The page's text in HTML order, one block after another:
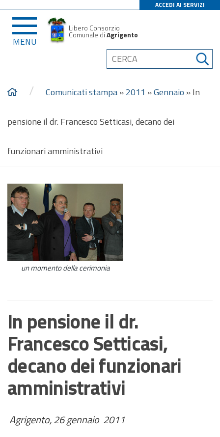
ACCEDI AI SERVIZI
MENU
Libero Consorzio
Comunale diAgrigento
/ Comunicati stampa»2011 »Gennaio »In
pensione il dr. Francesco Setticasi, decano dei
funzionari amministrativi
un momento della cerimonia
In pensione il dr.
Francesco Setticasi,
decano dei funzionari
amministrativi
Agrigento, 26 gennaio 2011